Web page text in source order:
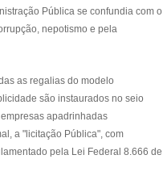
Pública se confundia com o
nepotismo e pela
as regalias do modelo
são instaurados no seio
apadrinhadas
a "licitação Pública", com
pela Lei Federal 8.666 de